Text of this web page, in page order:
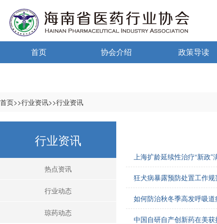
首页 协会介绍
协会负责人
登记信息
政策导读
首页>>行业资讯>>行业资讯
行业资讯
热点资讯
行业动态
琼药动态
上海扩龄延续性治疗“新政”
狂犬病暴露预防处置工作
如何防治秋冬季高发呼吸
中国自研自产创新药在美